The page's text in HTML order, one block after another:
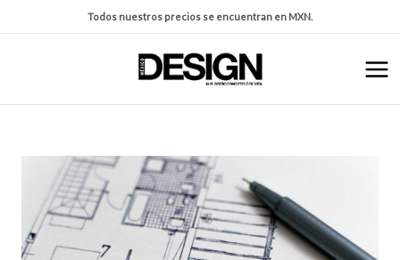
Todos nuestros precios se encuentran en MXN.